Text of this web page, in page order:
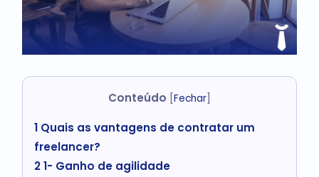
Conteúdo [Fechar]
1Quais as vantagens de contratar um
freelancer?
21- Ganho de agilidade